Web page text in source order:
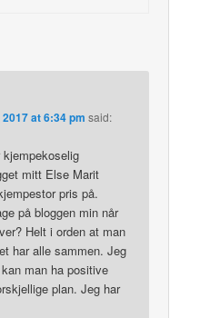
at 6:34 pm said:
mitt Else Marit
pris på.
på bloggen min når
Helt i orden at man
har alle sammen. Jeg
man ha positive
plan. Jeg har